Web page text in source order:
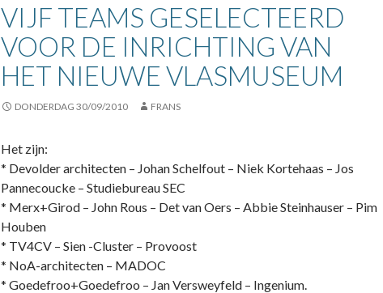
VIJF TEAMS GESELECTEERD
VOOR DE INRICHTING VAN
HET NIEUWE VLASMUSEUM
DONDERDAG 30/09/2010 FRANS
Het zijn:
* Devolder architecten – Johan Schelfout – Niek Kortehaas – Jos
Pannecoucke – Studiebureau SEC
* Merx+Girod – John Rous – Det van Oers – Abbie Steinhauser – Pim
Houben
* TV4CV – Sien -Cluster – Provoost
* NoA-architecten – MADOC
* Goedefroo+Goedefroo – Jan Versweyfeld – Ingenium.